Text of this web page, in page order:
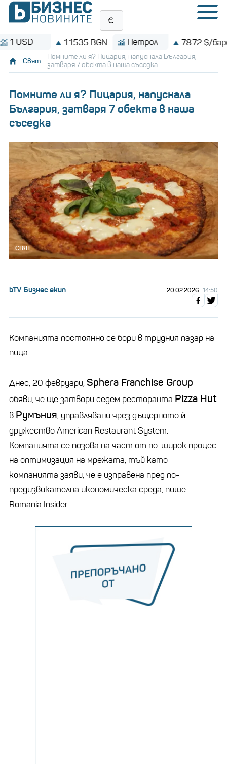
1.1535 BGN Петрол 78.72 $/барел
Свят
Помните ли я? Пицария, напуснала България,
затваря 7 обекта в наша съседка
Помните ли я? Пицария, напуснала
България, затваря 7 обекта в наша
съседка
СВЯТ
bTV Бизнес екип 20.02.2026 14:50
Компанията постоянно се бори в трудния пазар на
пица
Днес, 20 февруари, Sphera Franchise Group
обяви, че ще затвори седем ресторанта Pizza Hut
в Румъния, управлявани чрез дъщерното ѝ
дружество American Restaurant System.
Компанията се позова на част от по-широк процес
на оптимизация на мрежата, тъй като
компанията заяви, че е изправена пред по-
предизвикателна икономическа среда, пише
Romania Insider.